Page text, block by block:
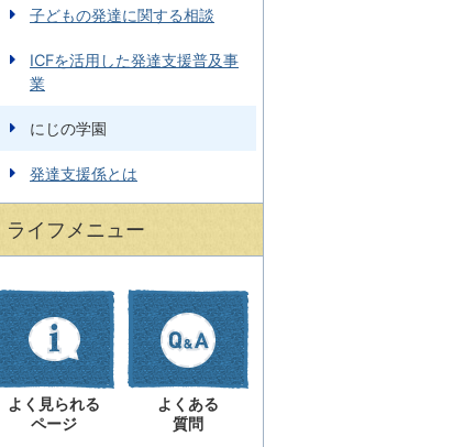
子どもの発達に関する相談
ICFを活用した発達支援普及事
業
にじの学園
発達支援係とは
ライフメニュー
よく見られる
ページ
よくある
質問